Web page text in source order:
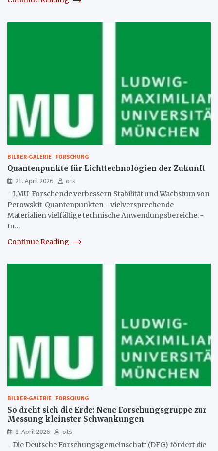
BILDER-GALERIE FORSCHUNG
Quantenpunkte für Lichttechnologien der Zukunft
21. April 2026
ots
- LMU-Forschende verbessern Stabilität und Wachstum von
Perowskit-Quantenpunkten - vielversprechende
Materialien vielfältige technische Anwendungsbereiche. -
In…
Continue Reading
BILDER-GALERIE FORSCHUNG
So dreht sich die Erde: Neue Forschungsgruppe zur
Messung kleinster Schwankungen
8. April 2026
ots
- Die Deutsche Forschungsgemeinschaft (DFG) fördert die